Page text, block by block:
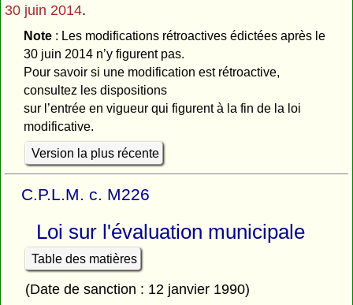
30 juin 2014.
Note: Les modifications rétroactives édictées après le
30 juin 2014 n’y figurent pas.
Pour savoir si une modification est rétroactive,
consultez les dispositions
sur l’entrée en vigueur qui figurent à la fin de la loi
modificative.
Version la plus récente
C.P.L.M. c. M226
Loi sur l'évaluation municipale
Table des matières
(Date de sanction : 12 janvier 1990)